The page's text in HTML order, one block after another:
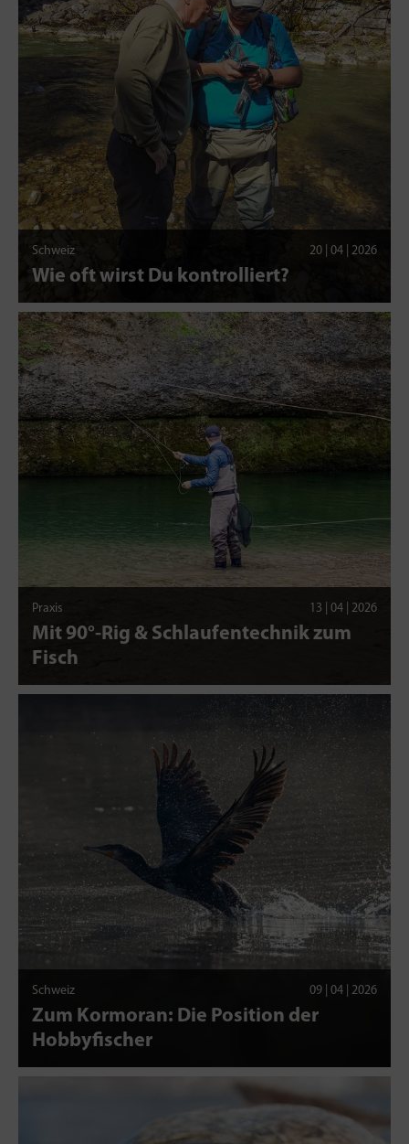
Schweiz 20 | 04 | 2026
Wie oft wirst Du kontrolliert?
Praxis 13 | 04 | 2026
Mit 90°-Rig & Schlaufentechnik zum
Fisch
Schweiz 09 | 04 | 2026
Zum Kormoran: Die Position der
Hobbyfischer